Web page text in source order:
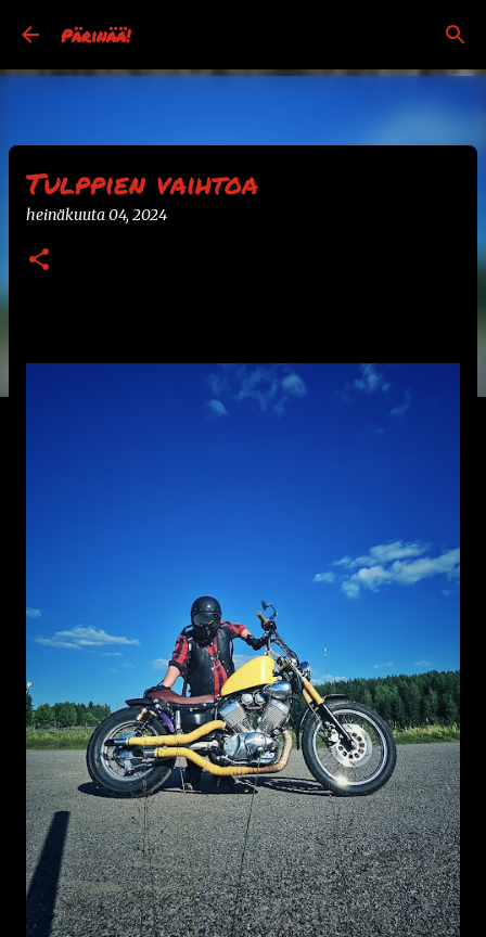
Pärinää!
Tulppien vaihtoa
heinäkuuta 04, 2024